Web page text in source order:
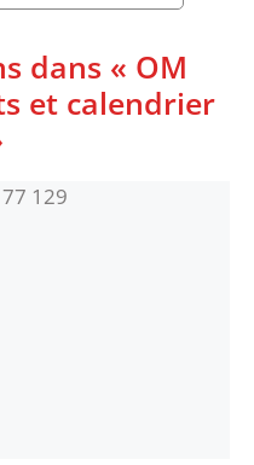
dans « OM
et calendrier